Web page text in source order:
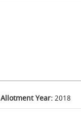
Allotment Year:2018